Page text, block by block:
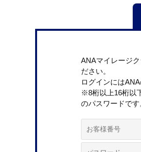
ANAマイレージ
ださい。
ログインには
※8桁以上16桁以
のパスワードです